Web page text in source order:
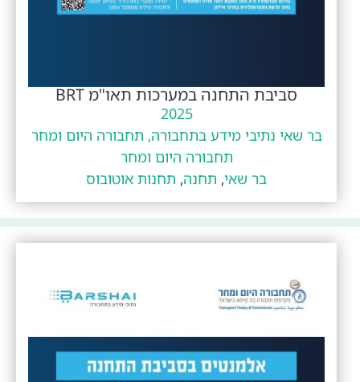
סביבת התחנה במערכות תאו"מ BRT
2025
בר שאי נתיבי מידע בתחבורה, תחבורה היום ומחר
תחבורה היום ומחר
בר שאי, תחנה, תחנות אוטובוס